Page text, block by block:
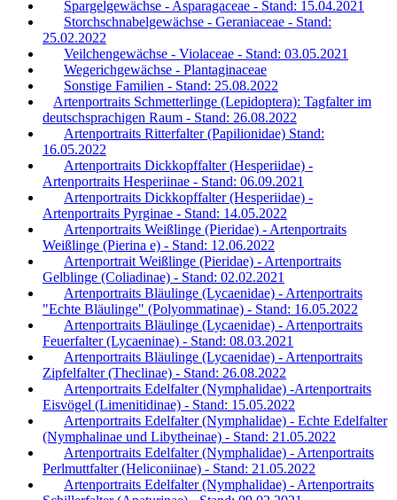
Spargelgewächse - Asparagaceae - Stand: 15.04.2021
Storchschnabelgewächse - Geraniaceae - Stand:
25.02.2022
Veilchengewächse - Violaceae - Stand: 03.05.2021
Wegerichgewächse - Plantaginaceae
Sonstige Familien - Stand: 25.08.2022
Artenportraits Schmetterlinge (Lepidoptera): Tagfalter im
deutschsprachigen Raum - Stand: 26.08.2022
Artenportraits Ritterfalter (Papilionidae) Stand:
16.05.2022
Artenportraits Dickkopffalter (Hesperiidae) -
Artenportraits Hesperiinae - Stand: 06.09.2021
Artenportraits Dickkopffalter (Hesperiidae) -
Artenportraits Pyrginae - Stand: 14.05.2022
Artenportraits Weißlinge (Pieridae) - Artenportraits
Weißlinge (Pierina e) - Stand: 12.06.2022
Artenportrait Weißlinge (Pieridae) - Artenportraits
Gelblinge (Coliadinae) - Stand: 02.02.2021
Artenportraits Bläulinge (Lycaenidae) - Artenportraits
"Echte Bläulinge" (Polyommatinae) - Stand: 16.05.2022
Artenportraits Bläulinge (Lycaenidae) - Artenportraits
Feuerfalter (Lycaeninae) - Stand: 08.03.2021
Artenportraits Bläulinge (Lycaenidae) - Artenportraits
Zipfelfalter (Theclinae) - Stand: 26.08.2022
Artenportraits Edelfalter (Nymphalidae) -Artenportraits
Eisvögel (Limenitidinae) - Stand: 15.05.2022
Artenportraits Edelfalter (Nymphalidae) - Echte Edelfalter
(Nymphalinae und Libytheinae) - Stand: 21.05.2022
Artenportraits Edelfalter (Nymphalidae) - Artenportraits
Perlmuttfalter (Heliconiinae) - Stand: 21.05.2022
Artenportraits Edelfalter (Nymphalidae) - Artenportraits